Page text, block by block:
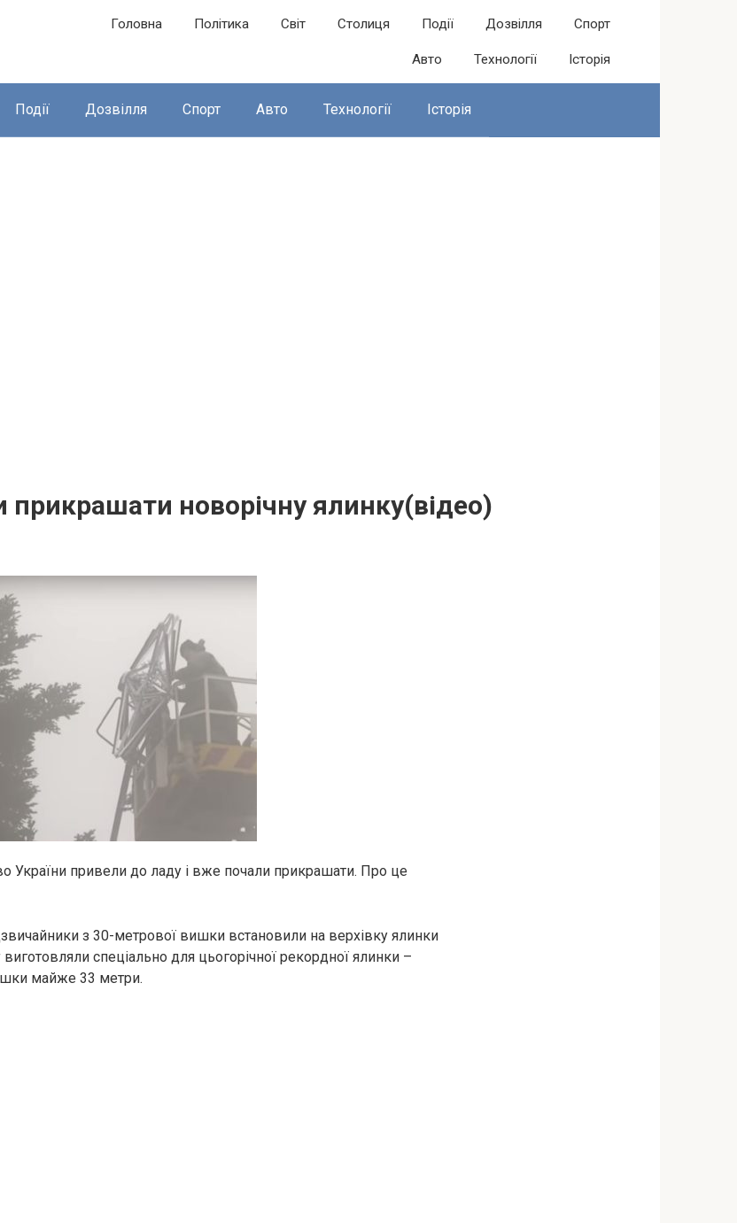
Головна Політика Світ Столиця Події Дозвілля Спорт
Авто Технології Історія
Події Дозвілля Спорт Авто Технології Історія
прикрашати новорічну ялинку(відео)
України привели до ладу і вже почали прикрашати. Про це
з 30-метрової вишки встановили на верхівку ялинки
спеціально для цьогорічної рекордної ялинки –
майже 33 метри.